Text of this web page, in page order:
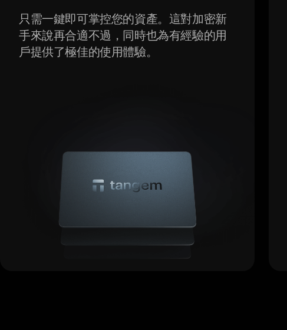
只需一鍵即可掌控您的資產。這對加密新
手來說再合適不過，同時也為有經驗的用
戶提供了極佳的使用體驗。